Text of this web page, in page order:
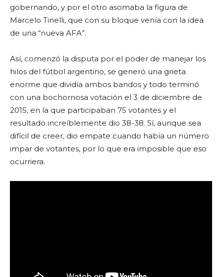
gobernando, y por el otro asomaba la figura de
Marcelo Tinelli, que con su bloque venía con la idea
de una “nueva AFA”.
Así, comenzó la disputa por el poder de manejar los
hilos del fútbol argentino, se generó una grieta
enorme que dividía ambos bandos y todo terminó
con una bochornosa votación el 3 de diciembre de
2015, en la que participaban 75 votantes y el
resultado increíblemente dio 38-38. Sí, aunque sea
difícil de creer, dio empate cuando había un número
impar de votantes, por lo que era imposible que eso
ocurriera.